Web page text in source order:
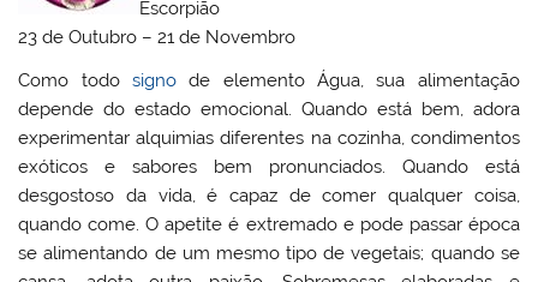
Escorpião
23 de Outubro – 21 de Novembro
Como todo signode elemento Água, sua alimentação
depende do estado emocional. Quando está bem, adora
experimentar alquimias diferentes na cozinha, condimentos
exóticos e sabores bem pronunciados. Quando está
desgostoso da vida, é capaz de comer qualquer coisa,
quando come. O apetite é extremado e pode passar época
se alimentando de um mesmo tipo de vegetais; quando se